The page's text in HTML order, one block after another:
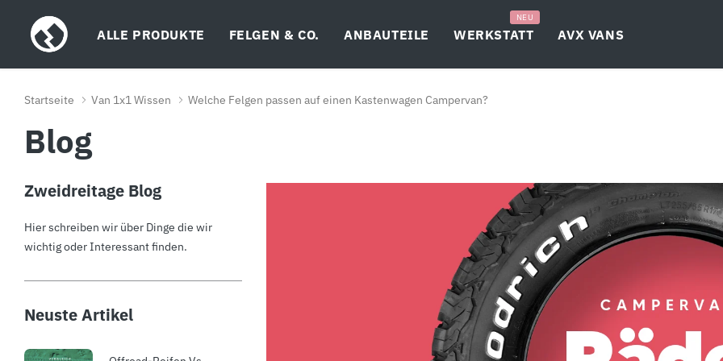
ALLE PRODUKTE FELGEN & CO. ANBAUTEILE WERKSTATT
NEU
AVX VANS
Startseite Van 1x1 Wissen Welche Felgen passen auf einen Kastenwagen Campervan?
Blog
Zweidreitage Blog
Hier schreiben wir über Dinge die wir
wichtig oder Interessant finden.
Neuste Artikel